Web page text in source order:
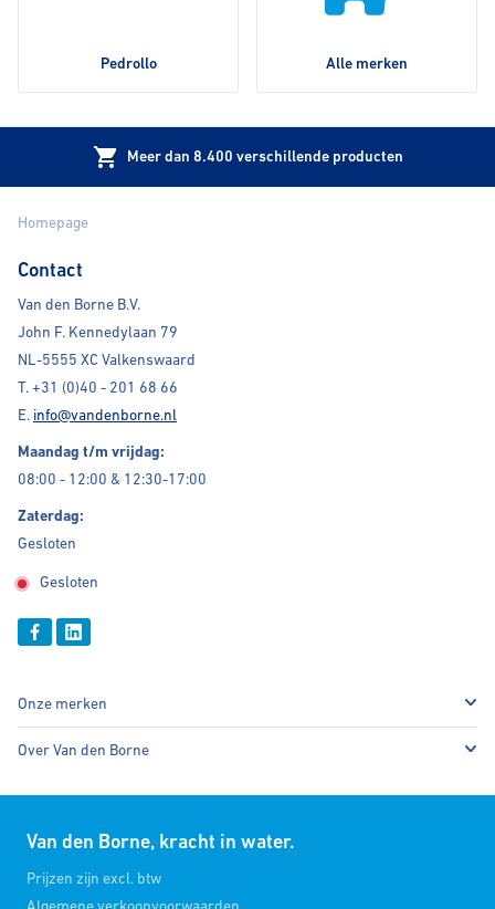
Pedrollo Alle merken
Meer dan 8.400 verschillende producten
Homepage
Contact
Van den Borne B.V.
John F. Kennedylaan 79
NL-5555 XC Valkenswaard
T.+31 (0)40 - 201 68 66
E. info@vandenborne.nl
Maandag t/m vrijdag:
08:00 - 12:00 & 12:30-17:00
Zaterdag:
Gesloten
Gesloten
Onze merken
Over Van den Borne
Van den Borne, kracht in water.
Prijzen zijn excl. btw